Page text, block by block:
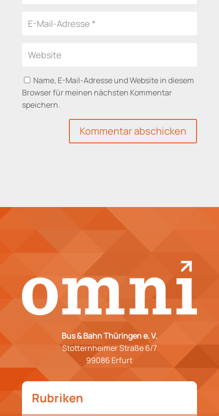
Name, E-Mail-Adresse und Website in diesem
Browser für meinen nächsten Kommentar
speichern.
Kommentar abschicken
Bus & Bahn Thüringen e. V.
Stotternheimer Straße 6/7
99086 Erfurt
Rubriken